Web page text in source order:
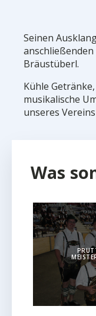
Seinen
Bräustüberl.
Kühle
musikalische
unseres
Was